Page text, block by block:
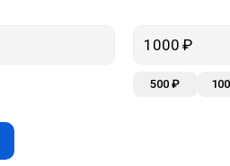
500 ₽